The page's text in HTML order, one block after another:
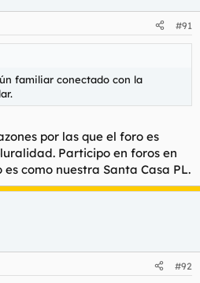
#91
familiar conectado con la
por las que el foro es
Participo en foros en
como nuestra Santa Casa PL.
#92